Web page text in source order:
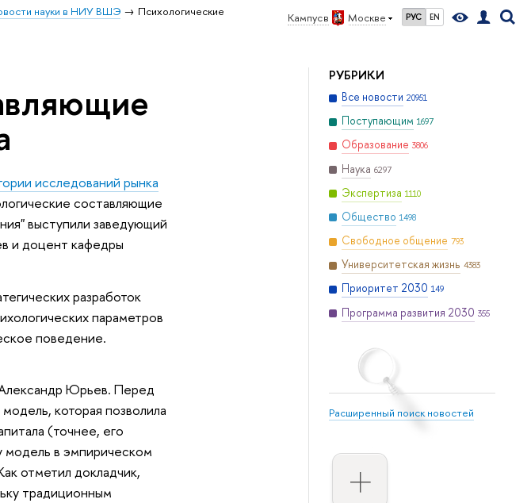
Кампус в Москве РУС EN
науки в НИУ ВШЭ
Психологические
РУБРИКИ
Все новости 20951
Поступающим 1697
Образование 3806
Наука 6297
Экспертиза 1110
Общество 1498
Свободное общение 793
Университетская жизнь 4383
Приоритет 2030 149
Программа развития 2030 355
Расширенный поиск новостей
исследований рынка
составляющие
выступили заведующий
и доцент кафедры
разработок
параметров
поведение.
Юрьев. Перед
которая позволила
(точнее, его
модель в эмпирическом
отметил докладчик,
традиционным